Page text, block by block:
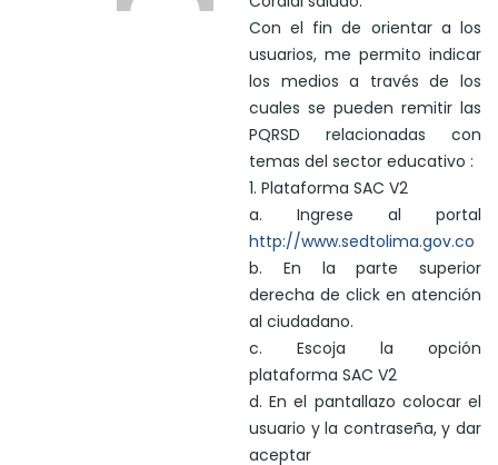
Con el fin de orientar a los
usuarios, me permito indicar
los medios a través de los
cuales se pueden remitir las
PQRSD relacionadas con
temas del sector educativo :
1. Plataforma SAC V2
a. Ingrese al portal
http://www.sedtolima.gov.co
b. En la parte superior
derecha de click en atención
al ciudadano.
c. Escoja la opción
plataforma SAC V2
d. En el pantallazo colocar el
usuario y la contraseña, y dar
aceptar